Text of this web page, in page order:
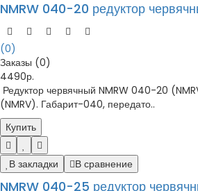
NMRW 040-20 редуктор
(0)
Заказы (0)
4490р.
Редуктор червячный NMRW 040-20
(NMRV). Габарит-040, передато..
Купить
В закладки В сравнение
NMRW 040-25 редуктор